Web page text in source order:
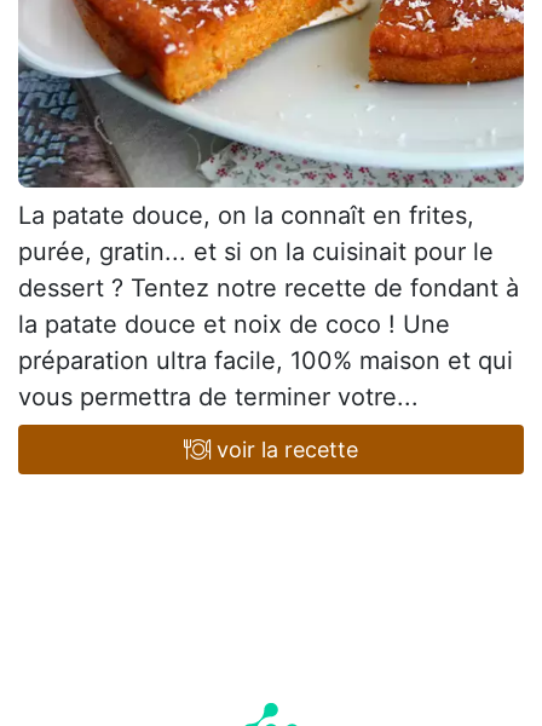
La patate douce, on la connaît en frites,
purée, gratin... et si on la cuisinait pour le
dessert ? Tentez notre recette de fondant à
la patate douce et noix de coco ! Une
préparation ultra facile, 100% maison et qui
vous permettra de terminer votre...
voir la recette